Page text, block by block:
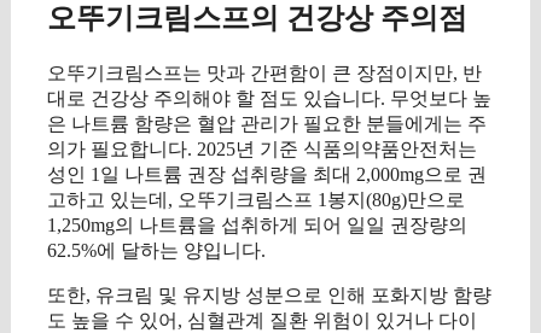
오뚜기크림스프의 건강상 주의점
오뚜기크림스프는 맛과 간편함이 큰 장점이지만, 반
대로 건강상 주의해야 할 점도 있습니다. 무엇보다 높
은 나트륨 함량은 혈압 관리가 필요한 분들에게는 주
의가 필요합니다. 2025년 기준 식품의약품안전처는
성인 1일 나트륨 권장 섭취량을 최대 2,000mg으로 권
고하고 있는데, 오뚜기크림스프 1봉지(80g)만으로
1,250mg의 나트륨을 섭취하게 되어 일일 권장량의
62.5%에 달하는 양입니다.
또한, 유크림 및 유지방 성분으로 인해 포화지방 함량
도 높을 수 있어, 심혈관계 질환 위험이 있거나 다이